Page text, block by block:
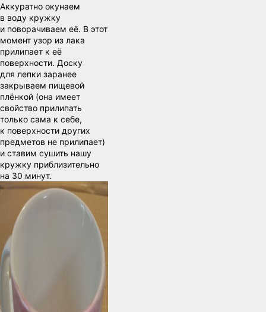
Аккуратно окунаем
в воду кружку
и поворачиваем её. В этот
момент узор из лака
прилипает к её
поверхности. Доску
для лепки заранее
закрываем пищевой
плёнкой (она имеет
свойство прилипать
только сама к себе,
к поверхности других
предметов не прилипает)
и ставим сушить нашу
кружку приблизительно
на 30 минут.